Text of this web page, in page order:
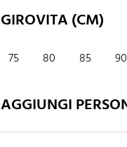
GIROVITA (CM)
75 80 85 90
AGGIUNGI